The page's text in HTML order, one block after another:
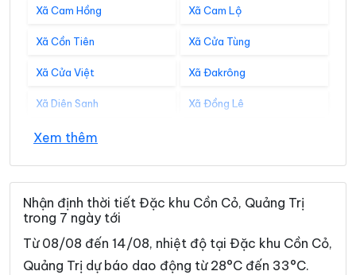
Xã Cam Hồng Xã Cam Lộ
Xã Cồn Tiên Xã Cửa Tùng
Xã Cửa Việt Xã Đakrông
Xã Diên Sanh Xã Đồng Lê
Xã Đông Trạch
Xã Hiếu Giang Xã Hòa Trạch
Xã Hoàn Lão Xã Hướng Hiệp
Xã Hướng Lập
Xã Khe Sanh Xã Kim Điền
Xem thêm
Nhận định thời tiết Đặc khu Cồn Cỏ, Quảng Trị
trong 7 ngày tới
Từ 08/08 đến 14/08, nhiệt độ tại Đặc khu Cồn Cỏ,
Quảng Trị dự báo dao động từ 28°C đến 33°C.